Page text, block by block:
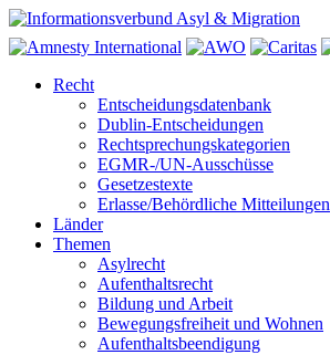
Recht
Entscheidungsdatenbank
Dublin-Entscheidungen
Rechtsprechungskategorien
EGMR-/UN-Ausschüsse
Gesetzestexte
Erlasse/Behördliche Mitteilungen
Länder
Themen
Asylrecht
Aufenthaltsrecht
Bildung und Arbeit
Bewegungsfreiheit und Wohnen
Aufenthaltsbeendigung